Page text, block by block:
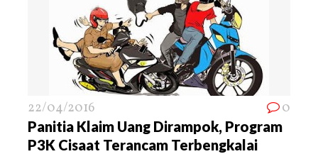
22/04/2016 0
Panitia Klaim Uang Dirampok, Program
P3K Cisaat Terancam Terbengkalai